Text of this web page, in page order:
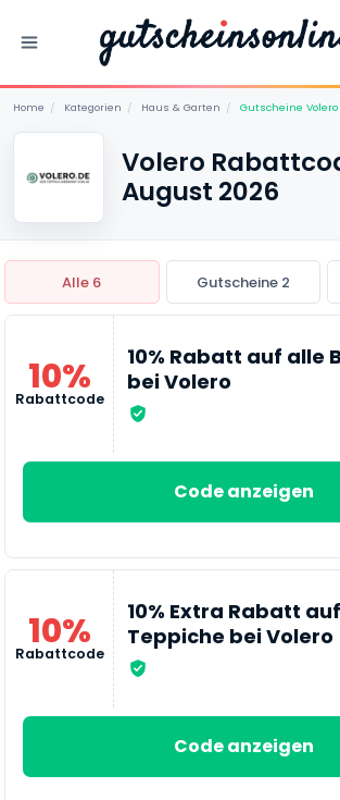
Home / Kategorien / Haus & Garten / Gutscheine Volero
Volero
August 2026
Alle 6 Gutscheine 2
10%
Rabattcode
10% Rabatt auf alle
bei Volero
Code anzeigen
10%
Rabattcode
10% Extra Rabatt
Teppiche bei Volero
Code anzeigen